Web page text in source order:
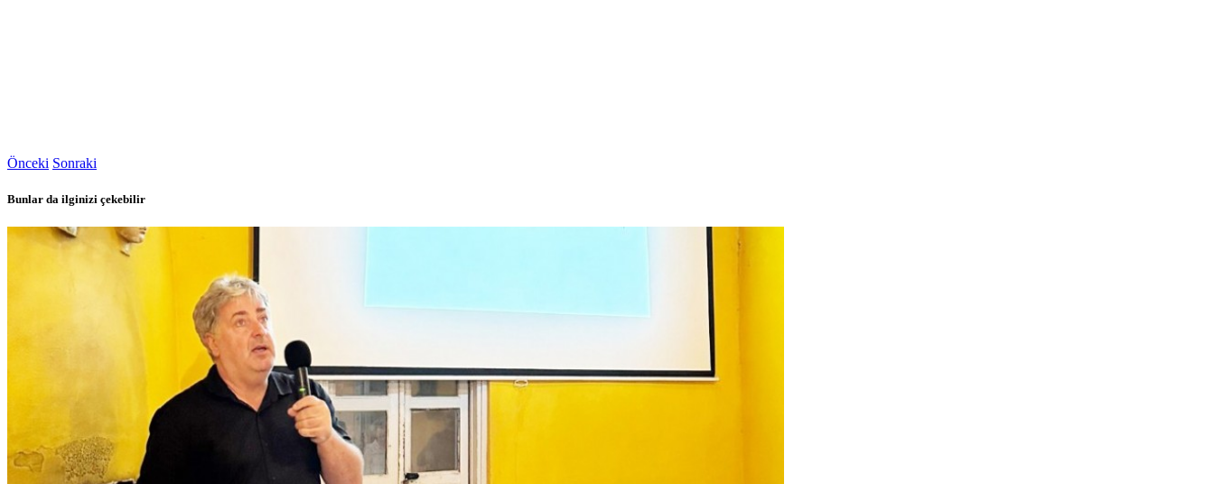
Önceki Sonraki
Bunlar da ilginizi çekebilir